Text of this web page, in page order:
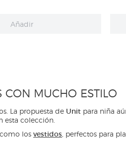
Añadir
MUCHO ESTILO
La propuesta de Unit para niña
esta colección.
losvestidos , perfectos para